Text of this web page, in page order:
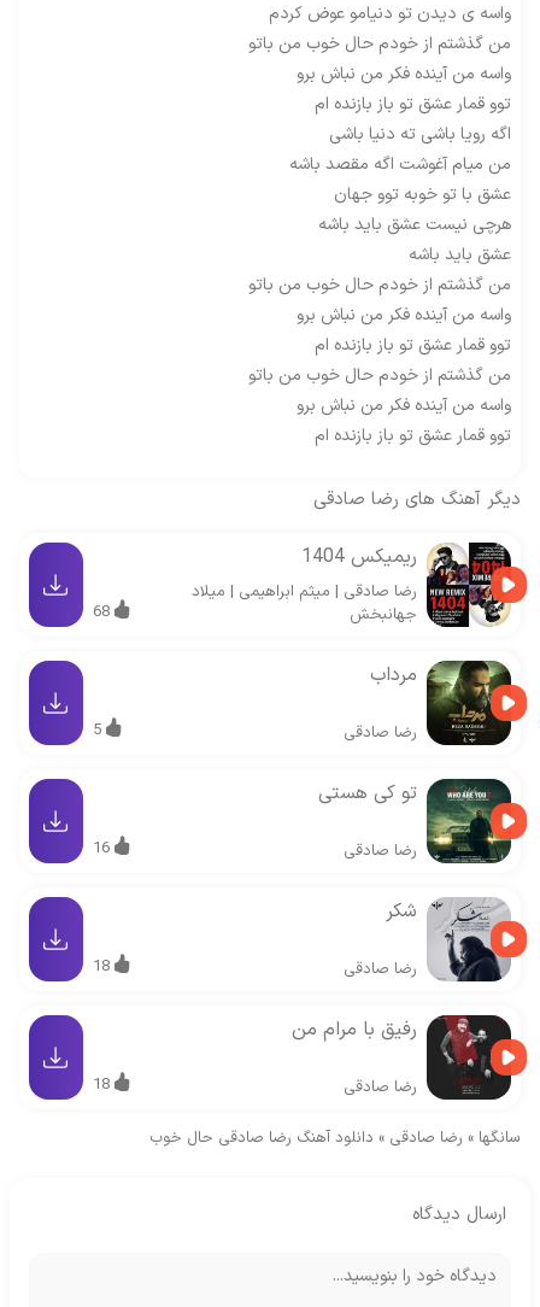
واسه ی دیدن تو دنیامو عوض کردم
من گذشتم از خودم حال خوب من باتو
واسه من آینده فکر من نباش برو
توو قمار عشق تو باز بازنده ام
اگه رویا باشی ته دنیا باشی
من میام آغوشت اگه مقصد باشه
عشق با تو خوبه توو جهان
هرچی نیست عشق باید باشه
عشق باید باشه
من گذشتم از خودم حال خوب من باتو
واسه من آینده فکر من نباش برو
توو قمار عشق تو باز بازنده ام
من گذشتم از خودم حال خوب من باتو
واسه من آینده فکر من نباش برو
توو قمار عشق تو باز بازنده ام
دیگر آهنگ های رضا صادقی
ریمیکس 1404
رضا صادقی | میثم ابراهیمی | میلاد
جهانبخش
68
مرداب
رضا صادقی 5
تو کی هستی
رضا صادقی 16
شکر
رضا صادقی 18
رفیق با مرام من
رضا صادقی 18
سانگها » رضا صادقی » دانلود آهنگ رضا صادقی حال خوب
ارسال دیدگاه